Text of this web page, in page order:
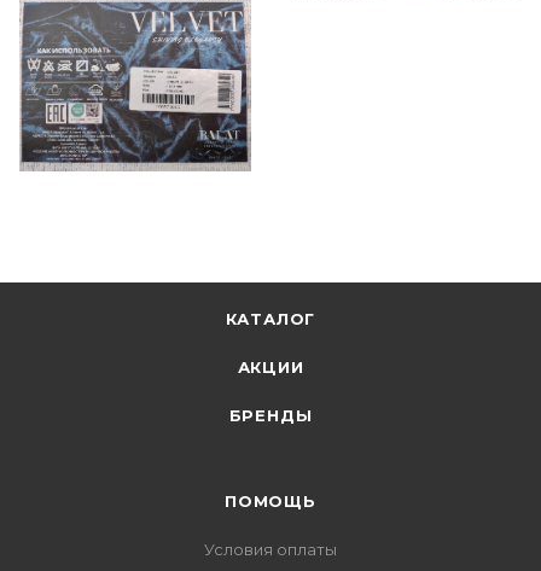
КАТАЛОГ
АКЦИИ
БРЕНДЫ
ПОМОЩЬ
Условия оплаты